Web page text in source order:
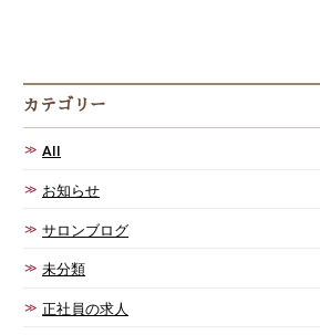
カテゴリー
AII
お知らせ
サロンブログ
未分類
正社員の求人